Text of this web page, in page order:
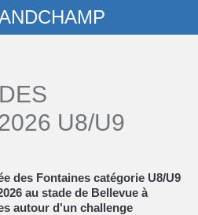
U8/U9
au stade de Bellevue à
autour d'un challenge